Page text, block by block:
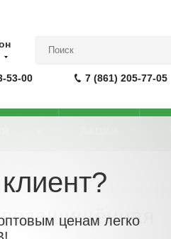
53-00 7 (861) 205-77-05
в сборе - Лампа
ценам легко